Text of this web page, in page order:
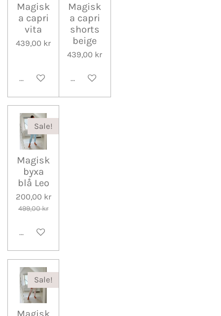
Magisk
a capri
vita
439,00 kr
Lägg till i varukorg
Magisk
a capri
shorts
beige
439,00 kr
Lägg till i varukorg
Sale!
Magisk
byxa
blå Leo
200,00 kr
499,00 kr
Lägg till i varukorg
Sale!